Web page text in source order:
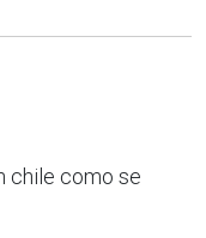
chile como se